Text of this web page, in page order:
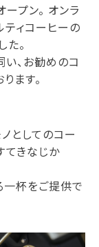
プン。 オンラ
ティコーヒーの
。
、お勧めのコ
ます。
としてのコー
てきなじか
一杯をご提供で